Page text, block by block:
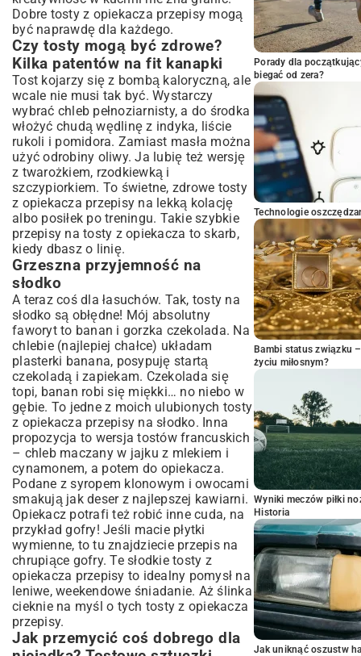
Dobre tosty z opiekacza przepisy mogą
być naprawdę dla każdego.
Czy tosty mogą być zdrowe?
Kilka patentów na fit kanapki
Tost kojarzy się z bombą kaloryczną, ale
wcale nie musi tak być. Wystarczy
wybrać chleb pełnoziarnisty, a do środka
włożyć chudą wędlinę z indyka, liście
rukoli i pomidora. Zamiast masła można
użyć odrobiny oliwy. Ja lubię też wersję
z twarożkiem, rzodkiewką i
szczypiorkiem. To świetne, zdrowe tosty
z opiekacza przepisy na lekką kolację
albo posiłek po treningu. Takie szybkie
przepisy na tosty z opiekacza to skarb,
kiedy dbasz o linię.
Grzeszna przyjemność na
słodko
A teraz coś dla łasuchów. Tak, tosty na
słodko są obłędne! Mój absolutny
faworyt to banan i gorzka czekolada. Na
chlebie (najlepiej chałce) układam
plasterki banana, posypuję startą
czekoladą i zapiekam. Czekolada się
topi, banan robi się miękki… no niebo w
gębie. To jedne z moich ulubionych tosty
z opiekacza przepisy na słodko. Inna
propozycja to wersja tostów francuskich
– chleb maczany w jajku z mlekiem i
cynamonem, a potem do opiekacza.
Podane z syropem klonowym i owocami
smakują jak deser z najlepszej kawiarni.
Opiekacz potrafi też robić inne cuda, na
przykład gofry! Jeśli macie płytki
wymienne, to tu znajdziecie przepis na
chrupiące gofry. Te słodkie tosty z
opiekacza przepisy to idealny pomysł na
leniwe, weekendowe śniadanie. Aż ślinka
cieknie na myśl o tych tosty z opiekacza
przepisy.
Jak przemycić coś dobrego dla
Porady dla
biegać od zera?
Technologie
Bambi status związku
życiu miłosnym?
Wyniki meczów piłki
Historia
Jak uniknąć oszustw